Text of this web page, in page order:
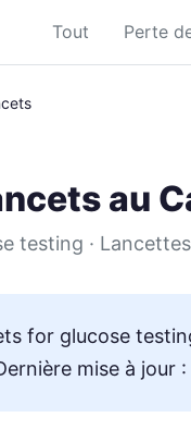
Tout Perte
au
testing · Lancettes
for glucose
mise à jour